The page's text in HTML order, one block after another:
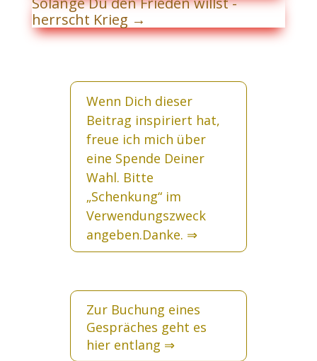
herrscht Krieg →
Wenn Dich dieser
Beitrag inspiriert hat,
freue ich mich über
eine Spende Deiner
Wahl. Bitte
„Schenkung“ im
Verwendungszweck
angeben.Danke. ⇒
Zur Buchung eines
Gespräches geht es
hier entlang ⇒